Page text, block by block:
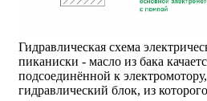
Гидравлическая схема
пиканиски - масло из бака
подсоединённой к
гидравлический блок, из